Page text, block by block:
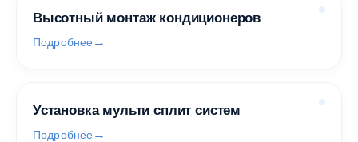
Высотный монтаж кондиционеров
Подробнее
Установка мульти сплит систем
Подробнее